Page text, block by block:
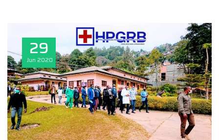
29
Jun 2020